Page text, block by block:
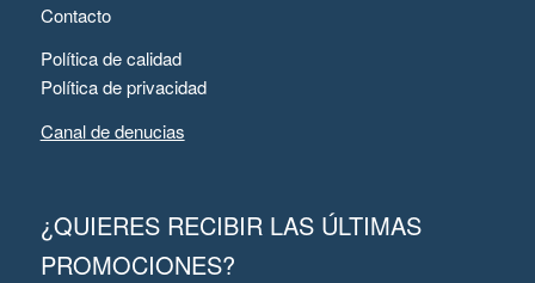
Contacto
Política de calidad
Política de privacidad
Canal de denucias
¿QUIERES RECIBIR LAS ÚLTIMAS
PROMOCIONES?